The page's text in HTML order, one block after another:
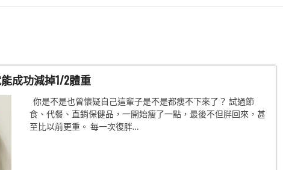
成功減掉1/2體重
你是不是也曾懷疑自己這輩子是不是都瘦不下來了？ 試過節
食、代餐、直銷保健品，一開始瘦了一點，最後不但胖回來，甚
至比以前更重。 每一次復胖…